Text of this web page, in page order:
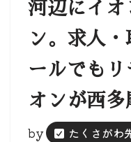
河辺にイオ
ン。求人
ールでもリ
オンが西多
by たくさがわ